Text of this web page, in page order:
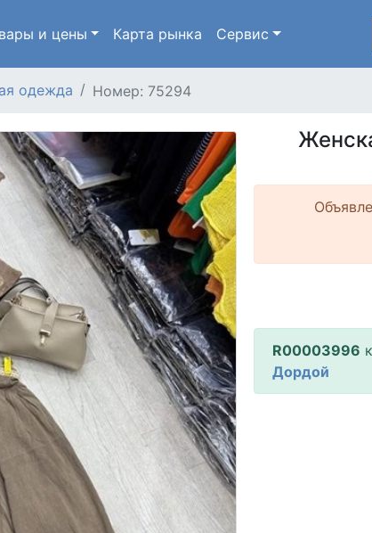
и цены Карта рынка Сервис
одежда Номер: 75294
R00003996
Дордой